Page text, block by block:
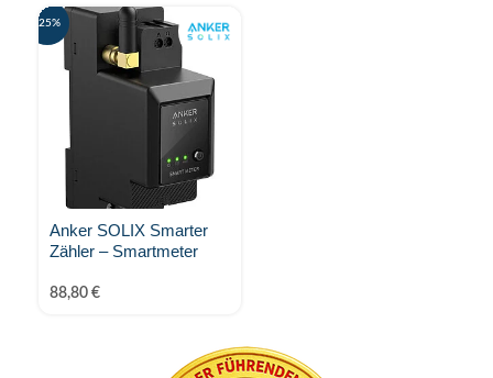
-25%
Anker SOLIX Smarter
Zähler – Smartmeter
88,80 €